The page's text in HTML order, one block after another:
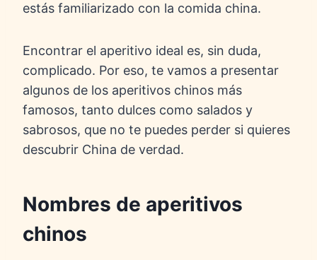
estás familiarizado con la comida china.
Encontrar el aperitivo ideal es, sin duda,
complicado. Por eso, te vamos a presentar
algunos de los aperitivos chinos más
famosos, tanto dulces como salados y
sabrosos, que no te puedes perder si quieres
descubrir China de verdad.
Nombres de aperitivos
chinos